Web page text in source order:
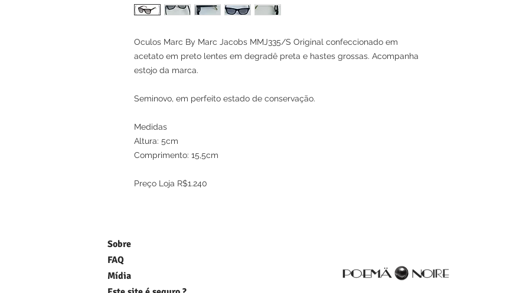
Oculos Marc By Marc Jacobs MMJ335/S Original confeccionado em
acetato em preto lentes em degradê preta e hastes grossas. Acompanha
estojo da marca.
Seminovo, em perfeito estado de conservação.
Medidas
Altura: 5cm
Comprimento: 15,5cm
Preço Loja R$1.240
Sobre
FAQ
Mídia